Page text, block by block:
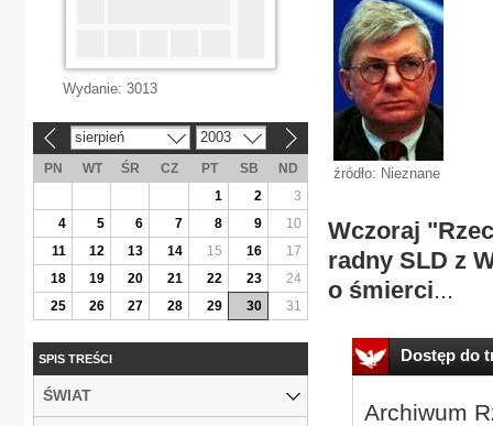
źródło: Nieznane
Wczoraj
radny SLD z
o śmierci...
Dostęp do
Archiwum
Wydanie: 3013
sierpień 2003
PN WT ŚR CZ PT SB
ND
1
2
3
4
5 6 7 8 9
10
11
12 13 14 15 16
17
18
19 20 21 22 23
24
25
26 27 28 29 30 31
SPIS TREŚCI
ŚWIAT